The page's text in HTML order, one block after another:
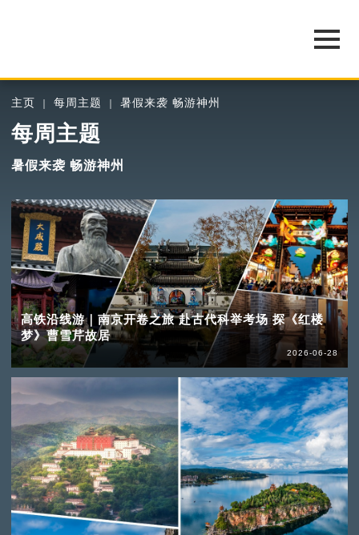
主页 每周主题 暑假来袭 畅游神州
每周主题
暑假来袭 畅游神州
高铁沿线游｜南京开卷之旅 赴古代科举考场 探《红楼
梦》曹雪芹故居
2026-06-28